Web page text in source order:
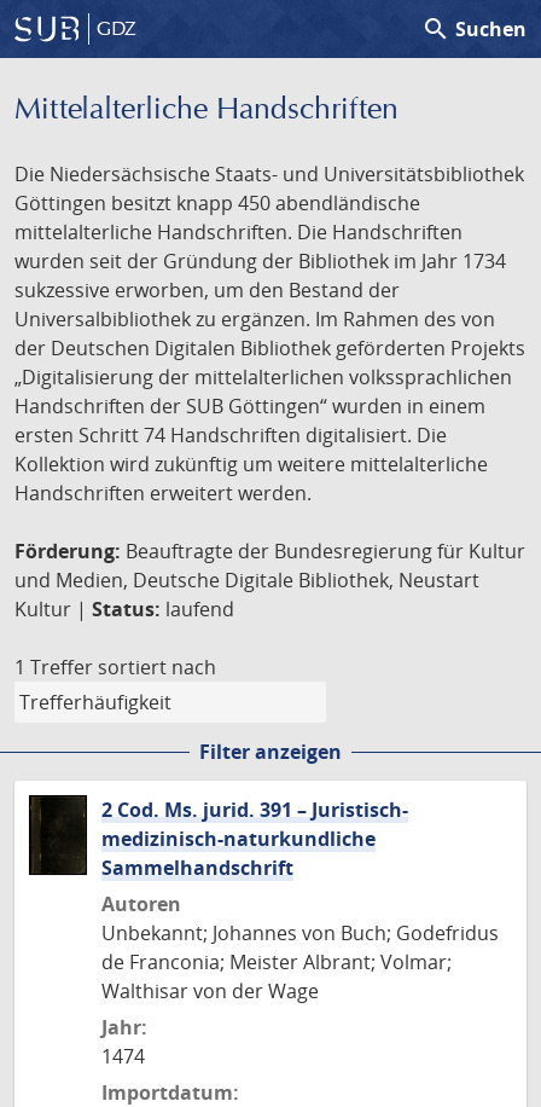
GDZ search Suchen
Mittelalterliche Handschriften
Die Niedersächsische Staats- und Universitätsbibliothek
Göttingen besitzt knapp 450 abendländische
mittelalterliche Handschriften. Die Handschriften
wurden seit der Gründung der Bibliothek im Jahr 1734
sukzessive erworben, um den Bestand der
Universalbibliothek zu ergänzen. Im Rahmen des von
der Deutschen Digitalen Bibliothek geförderten Projekts
„Digitalisierung der mittelalterlichen volkssprachlichen
Handschriften der SUB Göttingen“ wurden in einem
ersten Schritt 74 Handschriften digitalisiert. Die
Kollektion wird zukünftig um weitere mittelalterliche
Handschriften erweitert werden.
Förderung: Beauftragte der Bundesregierung für Kultur
und Medien, Deutsche Digitale Bibliothek, Neustart
Kultur | Status: laufend
1 Treffer sortiert nach
Filter anzeigen
2 Cod. Ms. jurid. 391 – Juristisch-
medizinisch-naturkundliche
Sammelhandschrift
Autoren
Unbekannt; Johannes von Buch; Godefridus
de Franconia; Meister Albrant; Volmar;
Walthisar von der Wage
Jahr:
1474
Importdatum: